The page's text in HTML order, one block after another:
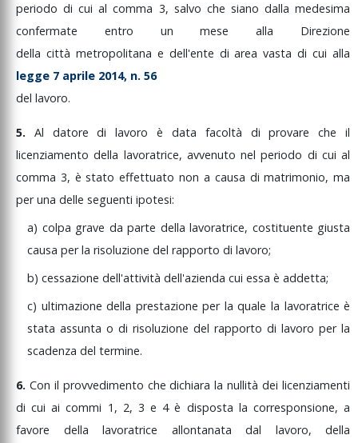
periododicuialcomma 3, salvo che siano dallamedesima
confermate entro unmesealla Direzione
della città metropolitana e dell'ente diareavastadicuialla
legge 7 aprile 2014, n. 56
del lavoro.
5. Al datoredilavoroè data facoltà diprovarecheil
licenziamentodella lavoratrice, avvenuto nelperiodo di cui al
comma 3, èstatoeffettuatonon a causa dimatrimonio,ma
peruna delle seguenti ipotesi:
a) colpa grave daparte dellalavoratrice, costituente giusta
causaperlarisoluzionedelrapportodilavoro;
b)cessazionedell'attivitàdell'aziendacuiessaèaddetta;
c) ultimazionedella prestazioneper laquale la lavoratriceè
stataassuntaodirisoluzionedelrapportodilavoroperla
scadenzadeltermine.
6. Con il provvedimento chedichiaralanullitàdeilicenziamenti
dicuiaicommi 1, 2, 3e 4è disposta la corresponsione,a
favore della lavoratrice allontanata dal lavoro, della